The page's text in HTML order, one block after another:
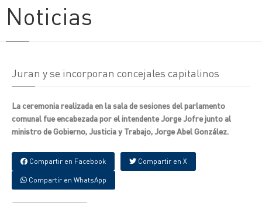
Noticias
Juran y se incorporan concejales capitalinos
La ceremonia realizada en la sala de sesiones del parlamento
comunal fue encabezada por el intendente Jorge Jofre junto al
ministro de Gobierno, Justicia y Trabajo, Jorge Abel González.
Compartir en Facebook Compartir en X
Compartir en WhatsApp